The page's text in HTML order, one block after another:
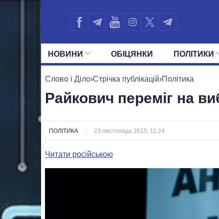
НОВИНИ ОБIЦЯНКИ ПОЛIТИКИ
УСІ ПОЛІТИКИ ПРЕЗИДЕНТ І ОФІС
Слово і Діло›Стрічка публікацій›Політика
Райкович переміг на
ПОЛІТИКА 23 листопада 2015, 11:24
Читати російською